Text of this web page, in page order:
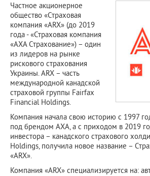
Частное акционерное
общество «Страховая
компания «ARX» (до 2019
года - «Страховая компания
«АХА Страхование») – один
из лидеров на рынке
рискового страхования
Украины. ARX – часть
международной канадской
страховой группы Fairfax
Financial Holdings.
Компания начала свою историю с 1997
под брендом АХА, а с приходом в 2019
инвестора – канадского страхового
Holdings, получила новое название –
«ARX».
Компания «ARX» специализируется на: